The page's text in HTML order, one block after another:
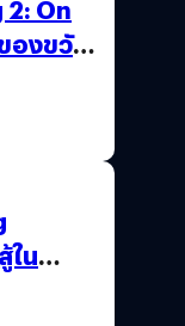
On
องขวัญ
ใน